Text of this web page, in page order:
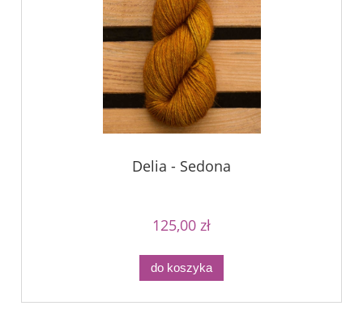
Delia - Sedona
125,00 zł
do koszyka